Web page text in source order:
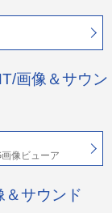
画像＆サウン
像ビューア
サウンド